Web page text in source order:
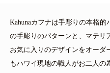
Kahunaカフナは手彫りの本格
の手彫りのパターンと、マテリ
お気に入りのデザインをオーダ
もハワイ現地の職人がお二人の